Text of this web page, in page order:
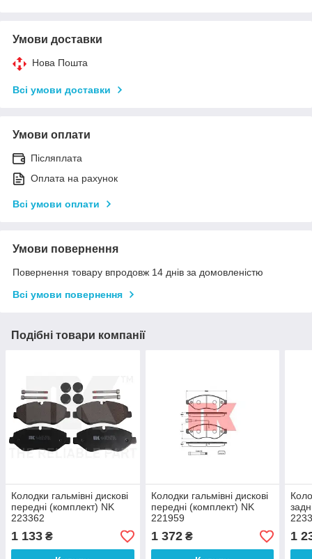
Умови доставки
Нова Пошта
Всі умови доставки
Умови оплати
Післяплата
Оплата на рахунок
Всі умови оплати
Умови повернення
Повернення товару впродовж 14 днів за домовленістю
Всі умови повернення
Подібні товари компанії
Колодки гальмівні дискові
передні (комплект) NK
223362
1 133 ₴
Колодки гальмівні дискові
передні (комплект) NK
221959
1 372₴ 1